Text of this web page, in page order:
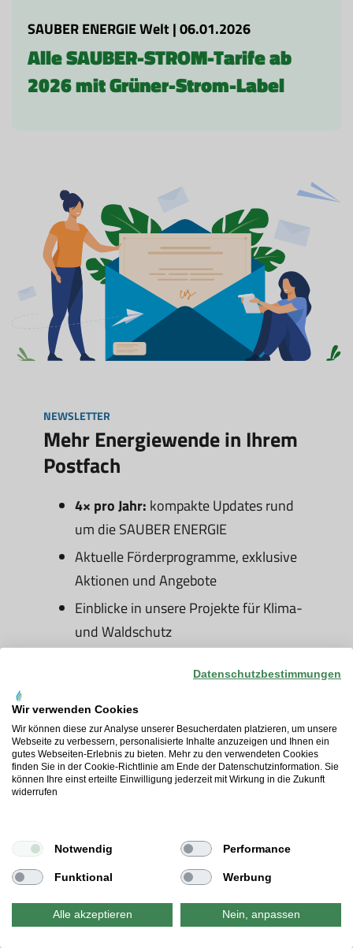
SAUBER ENERGIE Welt | 06.01.2026
Alle SAUBER-STROM-Tarife ab
2026 mit Grüner-Strom-Label
NEWSLETTER
Mehr Energiewende in Ihrem
Postfach
4× pro Jahr: kompakte Updates rund
um die SAUBER ENERGIE
Aktuelle Förderprogramme, exklusive
Aktionen und Angebote
Einblicke in unsere Projekte für Klima-
und Waldschutz
SAUBER STROM
Datenschutzbestimmungen
Wir verwenden Cookies
Wir können diese zur Analyse unserer Besucherdaten platzieren, um unsere
Webseite zu verbessern, personalisierte Inhalte anzuzeigen und Ihnen ein
gutes Webseiten-Erlebnis zu bieten. Mehr zu den verwendeten Cookies
finden Sie in der Cookie-Richtlinie am Ende der Datenschutzinformation. Sie
können Ihre einst erteilte Einwilligung jederzeit mit Wirkung in die Zukunft
widerrufen
Notwendig Performance
Funktional Werbung
Alle akzeptieren Nein, anpassen